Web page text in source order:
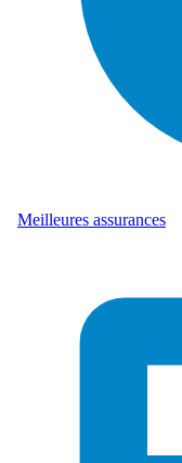
Meilleures assurances